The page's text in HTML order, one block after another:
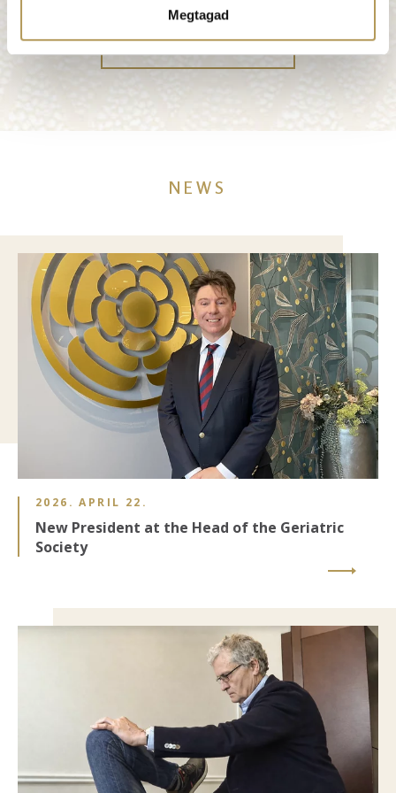
Megtagad
NEWS
Image
2026. APRIL 22.
New President at the Head of the Geriatric
Society